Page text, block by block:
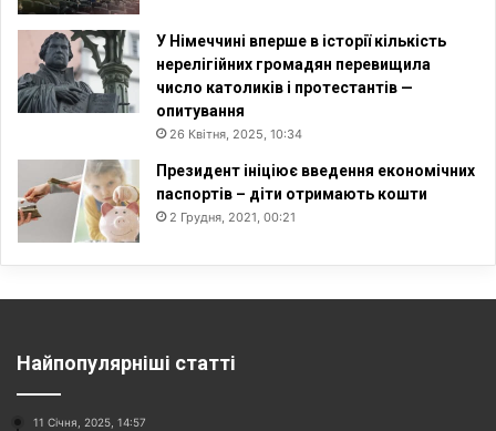
У Німеччині вперше в історії кількість
нерелігійних громадян перевищила
число католиків і протестантів —
опитування
26 Квітня, 2025, 10:34
Президент ініціює введення економічних
паспортів – діти отримають кошти
2 Грудня, 2021, 00:21
Найпопулярніші статті
11 Січня, 2025, 14:57